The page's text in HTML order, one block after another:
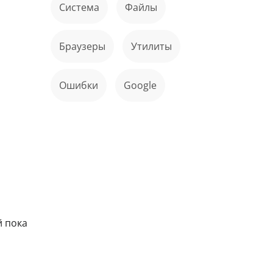
пока
Система файлы
Браузеры Утилиты
ошибки Google